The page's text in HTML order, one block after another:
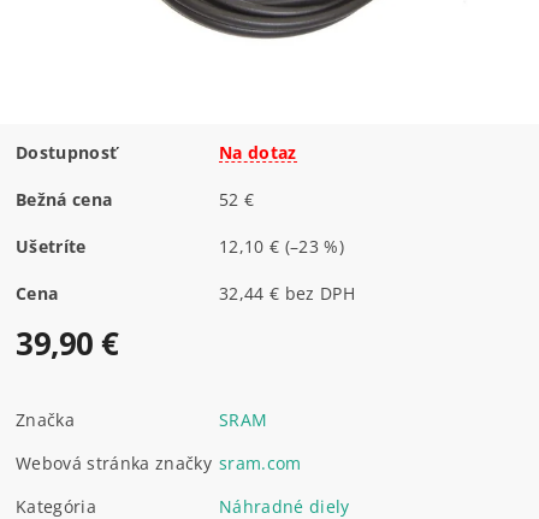
Dostupnosť Na dotaz
Bežná cena 52 €
Ušetríte 12,10 € (–23 %)
Cena 32,44 € bez DPH
39,90 €
Značka
SRAM
Webová stránka značky sram.com
Kategória
Náhradné diely